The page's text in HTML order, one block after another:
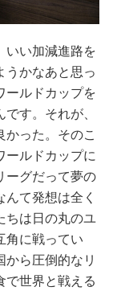
いい加減進路を
うかなあと思っ
ールドカップを
す。それが、
かった。そのこ
ールドカップに
ーグだって夢の
て発想は全く
ちは日の丸のユ
角に戦ってい
ら圧倒的なリ
で世界と戦える